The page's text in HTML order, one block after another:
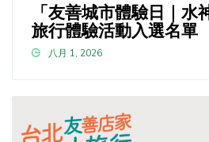
「友善城市體驗日｜水
旅行體驗活動入選名單
八月 1, 2026